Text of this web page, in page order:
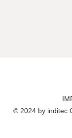
© 2024 by inditec